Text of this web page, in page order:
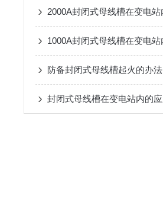
防备封闭式母线槽起火的办法